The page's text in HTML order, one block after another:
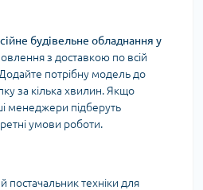
будівельне обладнання у
з доставкою по всій
потрібну модель до
за кілька хвилин. Якщо
менеджери підберуть
умови роботи.
постачальник техніки для